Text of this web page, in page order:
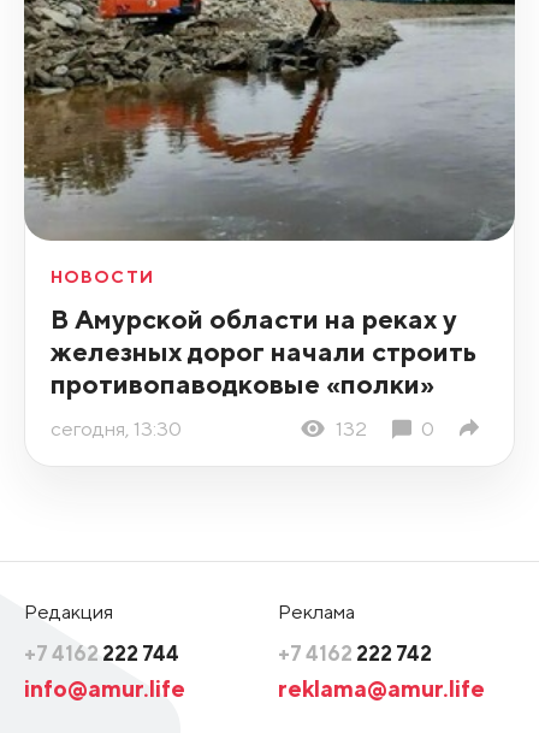
НОВОСТИ
В Амурской области на реках у
железных дорог начали строить
противопаводковые «полки»
сегодня, 13:30 132 0
Редакция
+7 4162 222 744
info@amur.life
Реклама
+7 4162 222 742
reklama@amur.life